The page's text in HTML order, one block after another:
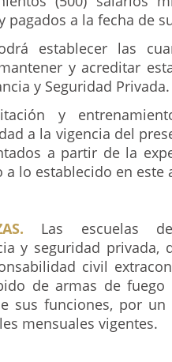
pagados a la fecha de
establecer las
y acreditar
y Seguridad Privada.
y
a la vigencia del
a partir de la
lo establecido en este
Las escuelas
y seguridad privada,
civil
de armas de fuego
sus funciones, por
mensuales vigentes.